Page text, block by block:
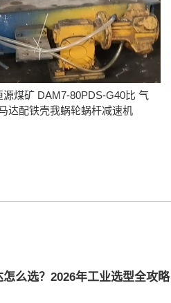
源煤矿 DAM7-80PDS-G40比 气
达配铁壳我蜗轮蜗杆减速机
么选？2026年工业选型全攻略